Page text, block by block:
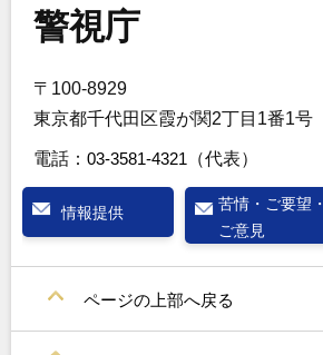
警視庁
〒100-8929
東京都千代田区霞が関2丁目1番1号
電話： 03-3581-4321 （代表）
情報提供
苦情・ご要望・
ご意見
ページの上部へ戻る